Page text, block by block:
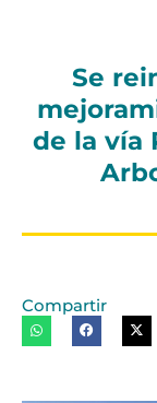
Se
de la vía
Compartir